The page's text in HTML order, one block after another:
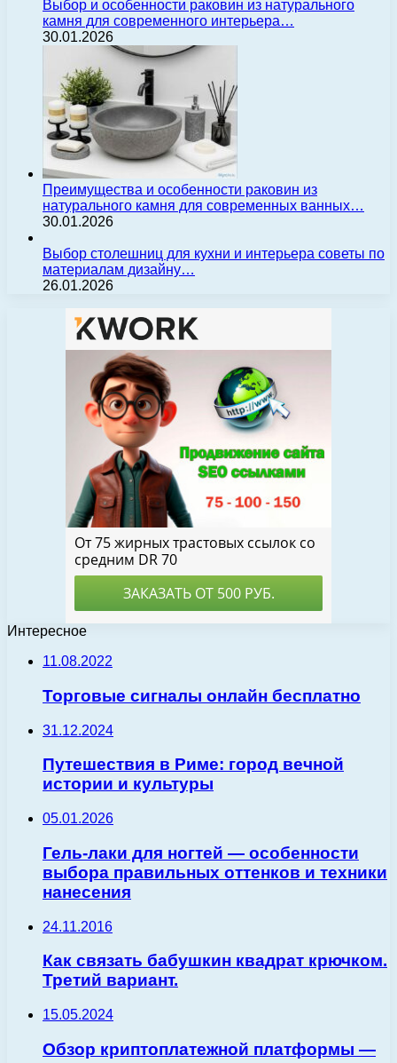
Выбор и особенности раковин из натурального
камня для современного интерьера…
30.01.2026
Преимущества и особенности раковин из
натурального камня для современных ванных…
30.01.2026
Выбор столешниц для кухни и интерьера советы по
материалам дизайну…
26.01.2026
Интересное
11.08.2022
Торговые сигналы онлайн бесплатно
31.12.2024
Путешествия в Риме: город вечной
истории и культуры
05.01.2026
Гель-лаки для ногтей — особенности
выбора правильных оттенков и техники
нанесения
24.11.2016
Как связать бабушкин квадрат крючком.
Третий вариант.
15.05.2024
Обзор криптоплатежной платформы —